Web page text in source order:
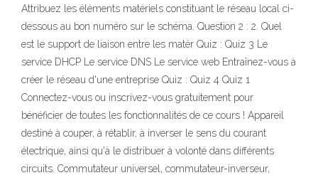
Attribuez les éléments matériels constituant le réseau local ci-
dessous au bon numéro sur le schéma. Question 2 : 2. Quel
est le support de liaison entre les matér Quiz : Quiz 3 Le
service DHCP Le service DNS Le service web Entraînez-vous à
créer le réseau d'une entreprise Quiz : Quiz 4 Quiz 1
Connectez-vous ou inscrivez-vous gratuitement pour
bénéficier de toutes les fonctionnalités de ce cours ! Appareil
destiné à couper, à rétablir, à inverser le sens du courant
électrique, ainsi qu'à le distribuer à volonté dans différents
circuits. Commutateur universel, commutateur-inverseur,